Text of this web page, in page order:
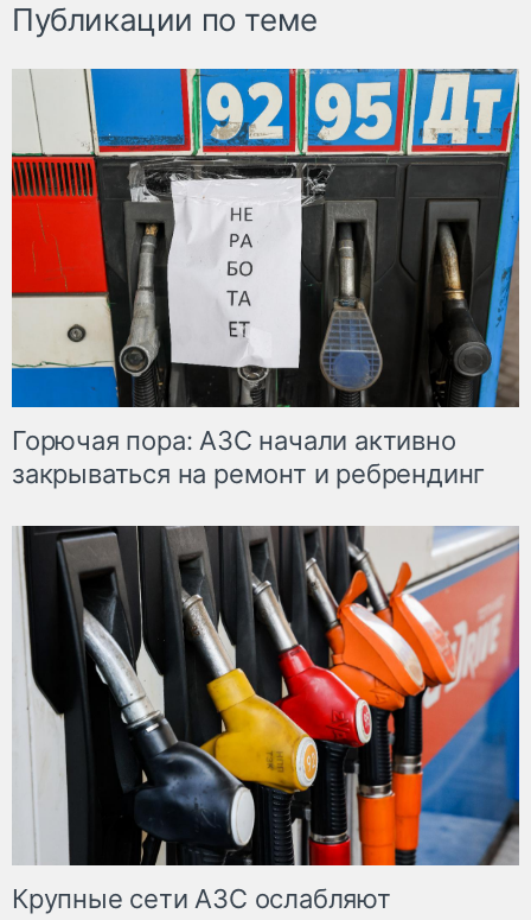
Публикации по теме
Горючая пора: АЗС начали активно
закрываться на ремонт и ребрендинг
Крупные сети АЗС ослабляют